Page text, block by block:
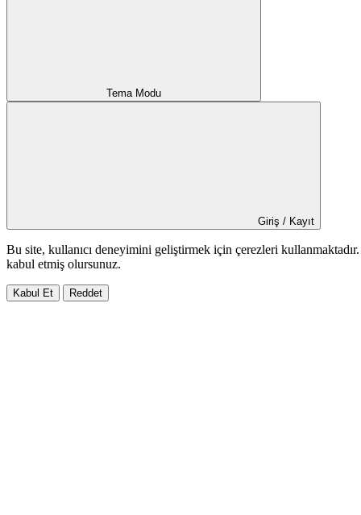
Tema Modu
Giriş / Kayıt
Bu site, kullanıcı deneyimini geliştirmek için çerezleri
kabul etmiş olursunuz.
Kabul Et Reddet